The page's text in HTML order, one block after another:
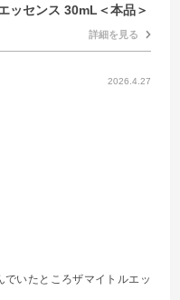
ッセンス 30mL＜本品＞
詳細を見る
2026.4.27
いたところザマイトルエッ